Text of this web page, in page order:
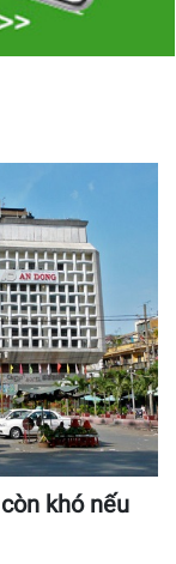
khó nếu